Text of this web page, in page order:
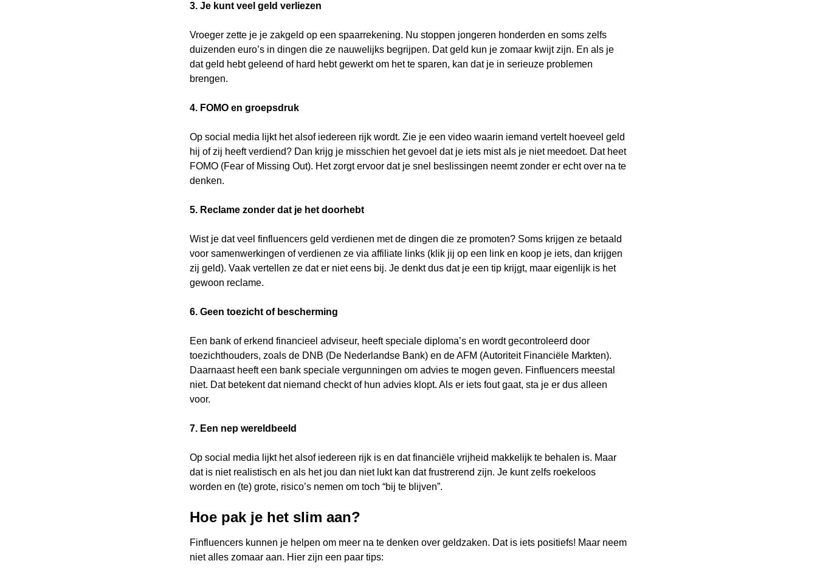
3. Je kunt veel geld verliezen
Vroeger zette je je zakgeld op een spaarrekening. Nu stoppen jongeren honderden en soms zelfs
duizenden euro’s in dingen die ze nauwelijks begrijpen. Dat geld kun je zomaar kwijt zijn. En als je
dat geld hebt geleend of hard hebt gewerkt om het te sparen, kan dat je in serieuze problemen
brengen.
4. FOMO en groepsdruk
Op social media lijkt het alsof iedereen rijk wordt. Zie je een video waarin iemand vertelt hoeveel geld
hij of zij heeft verdiend? Dan krijg je misschien het gevoel dat je iets mist als je niet meedoet. Dat heet
FOMO (Fear of Missing Out). Het zorgt ervoor dat je snel beslissingen neemt zonder er echt over na te
denken.
5. Reclame zonder dat je het doorhebt
Wist je dat veel finfluencers geld verdienen met de dingen die ze promoten? Soms krijgen ze betaald
voor samenwerkingen of verdienen ze via affiliate links (klik jij op een link en koop je iets, dan krijgen
zij geld). Vaak vertellen ze dat er niet eens bij. Je denkt dus dat je een tip krijgt, maar eigenlijk is het
gewoon reclame.
6. Geen toezicht of bescherming
Een bank of erkend financieel adviseur, heeft speciale diploma’s en wordt gecontroleerd door
toezichthouders, zoals de DNB (De Nederlandse Bank) en de AFM (Autoriteit Financiële Markten).
Daarnaast heeft een bank speciale vergunningen om advies te mogen geven. Finfluencers meestal
niet. Dat betekent dat niemand checkt of hun advies klopt. Als er iets fout gaat, sta je er dus alleen
voor.
7. Een nep wereldbeeld
Op social media lijkt het alsof iedereen rijk is en dat financiële vrijheid makkelijk te behalen is. Maar
dat is niet realistisch en als het jou dan niet lukt kan dat frustrerend zijn. Je kunt zelfs roekeloos
worden en (te) grote, risico’s nemen om toch “bij te blijven”.
Hoe pak je het slim aan?
Finfluencers kunnen je helpen om meer na te denken over geldzaken. Dat is iets positiefs! Maar neem
niet alles zomaar aan. Hier zijn een paar tips:
Wat wil je opzoeken?
die je graag beantwoord wilt hebben? We helpen je graag een handje.
Zoek
naar:
Zoekknop